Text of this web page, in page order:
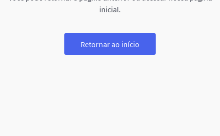
inicial.
Retornar ao início